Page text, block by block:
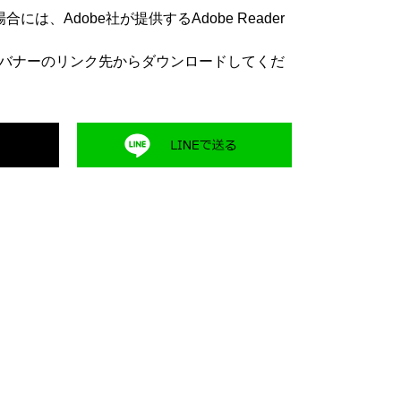
には、Adobe社が提供するAdobe Reader
ナーのリンク先からダウンロードしてくだ